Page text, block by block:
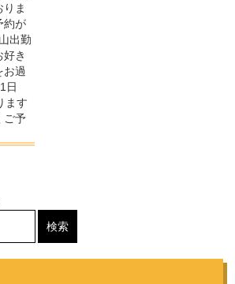
ま
約が
出勤
好き
お過
日
ます
ご予